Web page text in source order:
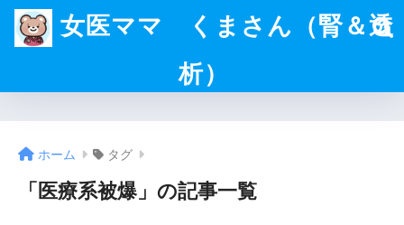
女医ママ くまさん（腎＆透
析）
ホーム タグ
「医療系被爆」の記事一覧